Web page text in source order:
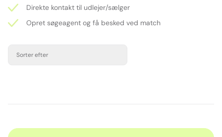
Direkte kontakt til udlejer/sælger
Opret søgeagent og få besked ved match
Sorter efter